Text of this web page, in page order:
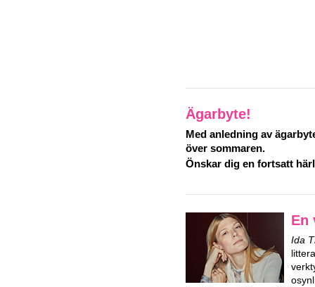
Ägarbyte!
Med anledning av
över sommaren.
Önskar dig en fortsatt
En
Ida